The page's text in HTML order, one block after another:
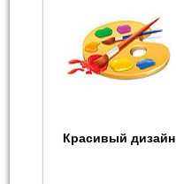
Красивый дизайн